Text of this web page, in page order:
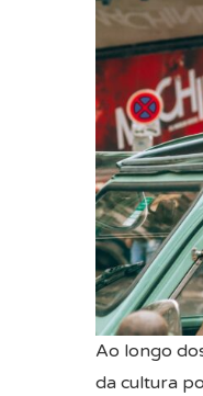
Ao longo
da cultura